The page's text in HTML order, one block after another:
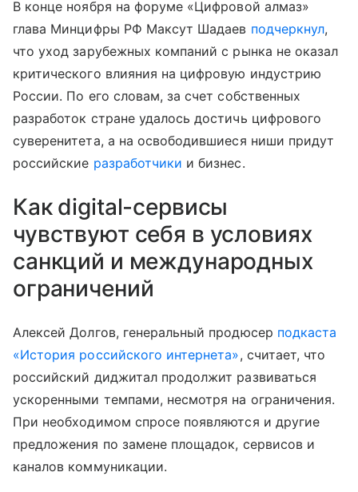
В конце ноября на форуме «Цифровой алмаз»
глава Минцифры РФ Максут Шадаев подчеркнул,
что уход зарубежных компаний с рынка не оказал
критического влияния на цифровую индустрию
России. По его словам, за счет собственных
разработок стране удалось достичь цифрового
суверенитета, а на освободившиеся ниши придут
российские разработчики и бизнес.
Как digital-сервисы
чувствуют себя в условиях
санкций и международных
ограничений
Алексей Долгов, генеральный продюсер подкаста
«История российского интернета», считает, что
российский диджитал продолжит развиваться
ускоренными темпами, несмотря на ограничения.
При необходимом спросе появляются и другие
предложения по замене площадок, сервисов и
каналов коммуникации.